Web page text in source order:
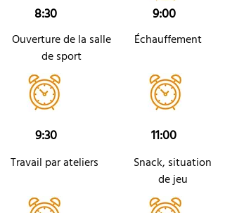
8:30
Ouverture de la salle
de sport
9:30
Travail par ateliers
9:00
Échauffement
11:00
Snack, situation
de jeu